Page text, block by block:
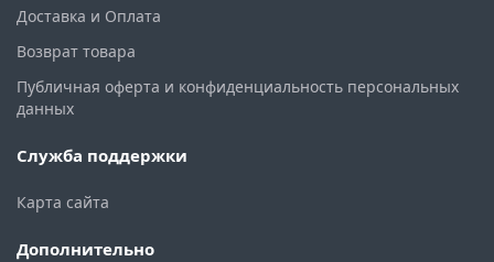
Доставка и Оплата
Возврат товара
Публичная оферта и конфиденциальность персональных
данных
Служба поддержки
Карта сайта
Дополнительно